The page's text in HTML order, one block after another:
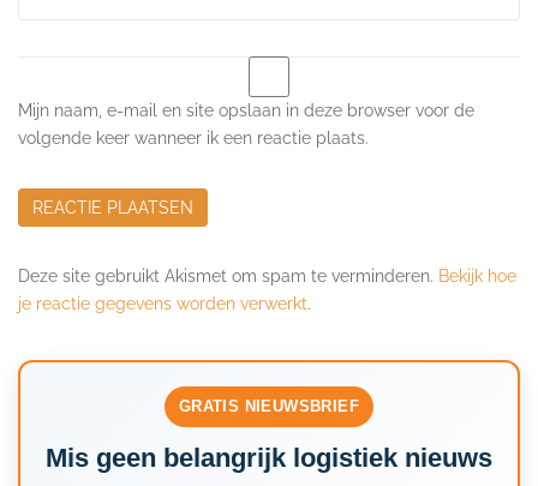
Mijn naam, e-mail en site opslaan in deze browser voor de
volgende keer wanneer ik een reactie plaats.
Deze site gebruikt Akismet om spam te verminderen. Bekijk hoe
je reactie gegevens worden verwerkt.
GRATIS NIEUWSBRIEF
Mis geen belangrijk logistiek nieuws